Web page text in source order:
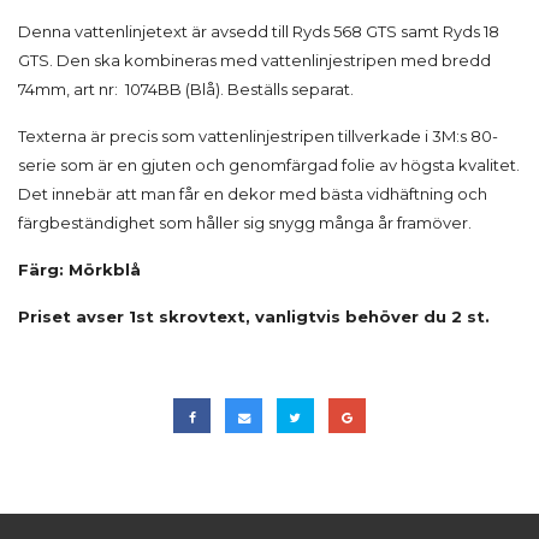
Denna vattenlinjetext är avsedd till Ryds 568 GTS samt Ryds 18
GTS. Den ska kombineras med vattenlinjestripen med bredd
74mm, art nr: 1074BB (Blå). Beställs separat.
Texterna är precis som vattenlinjestripen tillverkade i 3M:s 80-
serie som är en gjuten och genomfärgad folie av högsta kvalitet.
Det innebär att man får en dekor med bästa vidhäftning och
färgbeständighet som håller sig snygg många år framöver.
Färg: Mörkblå
Priset avser 1st skrovtext, vanligtvis behöver du 2 st.